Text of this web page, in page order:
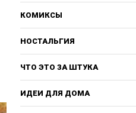
КОМИКСЫ
НОСТАЛЬГИЯ
ЧТО ЭТО ЗА ШТУКА
ИДЕИ ДЛЯ ДОМА